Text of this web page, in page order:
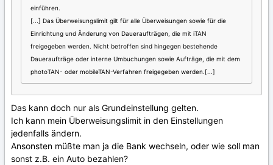
einführen.
[...] Das Überweisungslimit gilt für alle Überweisungen sowie für die
Einrichtung und Änderung von Daueraufträgen, die mit iTAN
freigegeben werden. Nicht betroffen sind hingegen bestehende
Daueraufträge oder interne Umbuchungen sowie Aufträge, die mit dem
photoTAN- oder mobileTAN-Verfahren freigegeben werden.[...]
Das kann doch nur als Grundeinstellung gelten.
Ich kann mein Überweisungslimit in den Einstellungen
jedenfalls ändern.
Ansonsten müßte man ja die Bank wechseln, oder wie soll man
sonst z.B. ein Auto bezahlen?